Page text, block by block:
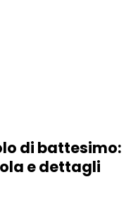
di battesimo:
e dettagli